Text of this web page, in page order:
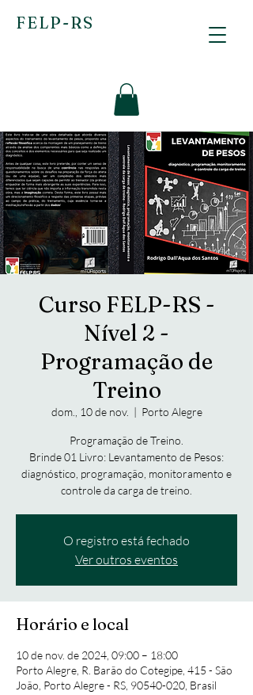
FELP-RS
Curso FELP-RS -
Nível 2 -
Programação de
Treino
dom., 10 de nov.
  |
Porto Alegre
Programação de Treino.
Brinde 01 Livro: Levantamento de Pesos:
diagnóstico, programação, monitoramento e
controle da carga de treino.
O registro está fechado
Ver outros eventos
Horário e local
10 de nov. de 2024, 09:00 – 18:00
Porto Alegre, R. Barão do Cotegipe, 415 - São
João, Porto Alegre - RS, 90540-020, Brasil